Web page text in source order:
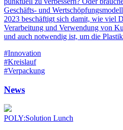
Geschäfts- und
2023 beschäftigt sich damit, wie viel
Verarbeitung und Verwendung von
und auch notwendig ist, um die
#Innovation
#Kreislauf
#Verpackung
News
POLY:Solution Lunch